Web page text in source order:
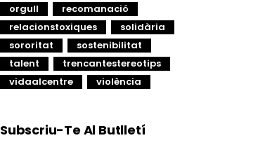
orgull
recomanació
relacionstoxiques
solidària
sororitat
sostenibilitat
talent
trencantestereotips
vidaalcentre
violència
Subscriu-Te Al Butlletí